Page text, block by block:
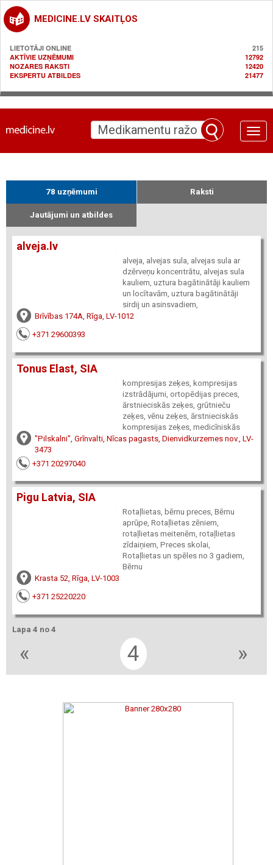
MEDICINE.LV SKAITĻOS
LIETOTĀJI ONLINE
215
AKTĪVIE UZŅĒMUMI
12792
NOZARES RAKSTI
12420
EKSPERTU ATBILDES
21477
Toggle
78 uzņēmumi Raksti
Jautājumi un atbildes
alveja.lv
alveja, alvejas sula, alvejas sula ar
dzērveņu koncentrātu, alvejas sula
kauliem, uztura bagātinātāji kauliem
un locītavām, uztura bagātinātāji
sirdij un asinsvadiem,
Brīvības 174A, Rīga, LV-1012
+371 29600393
Tonus Elast, SIA
kompresijas zeķes, kompresijas
izstrādājumi, ortopēdijas preces,
ārstnieciskās zeķes, grūtnieču
zeķes, vēnu zeķes, ārstnieciskās
kompresijas zeķes, medicīniskās
"Pilskalni", Grīnvalti, Nīcas pagasts, Dienvidkurzemes nov., LV-
3473
+371 20297040
Pigu Latvia, SIA
Rotaļlietas, bērnu preces, Bērnu
aprūpe, Rotaļlietas zēniem,
rotaļlietas meitenēm, rotaļlietas
zīdaiņiem, Preces skolai,
Rotaļlietas un spēles no 3 gadiem,
Bērnu
Krasta 52, Rīga, LV-1003
+371 25220220
Lapa 4 no 4
« 4 »